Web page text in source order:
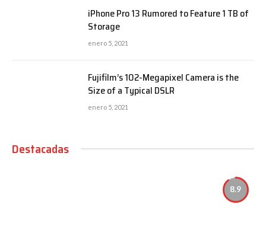
iPhone Pro 13 Rumored to Feature 1 TB of
Storage
enero 5, 2021
Fujifilm’s 102-Megapixel Camera is the
Size of a Typical DSLR
enero 5, 2021
Destacadas
8.9